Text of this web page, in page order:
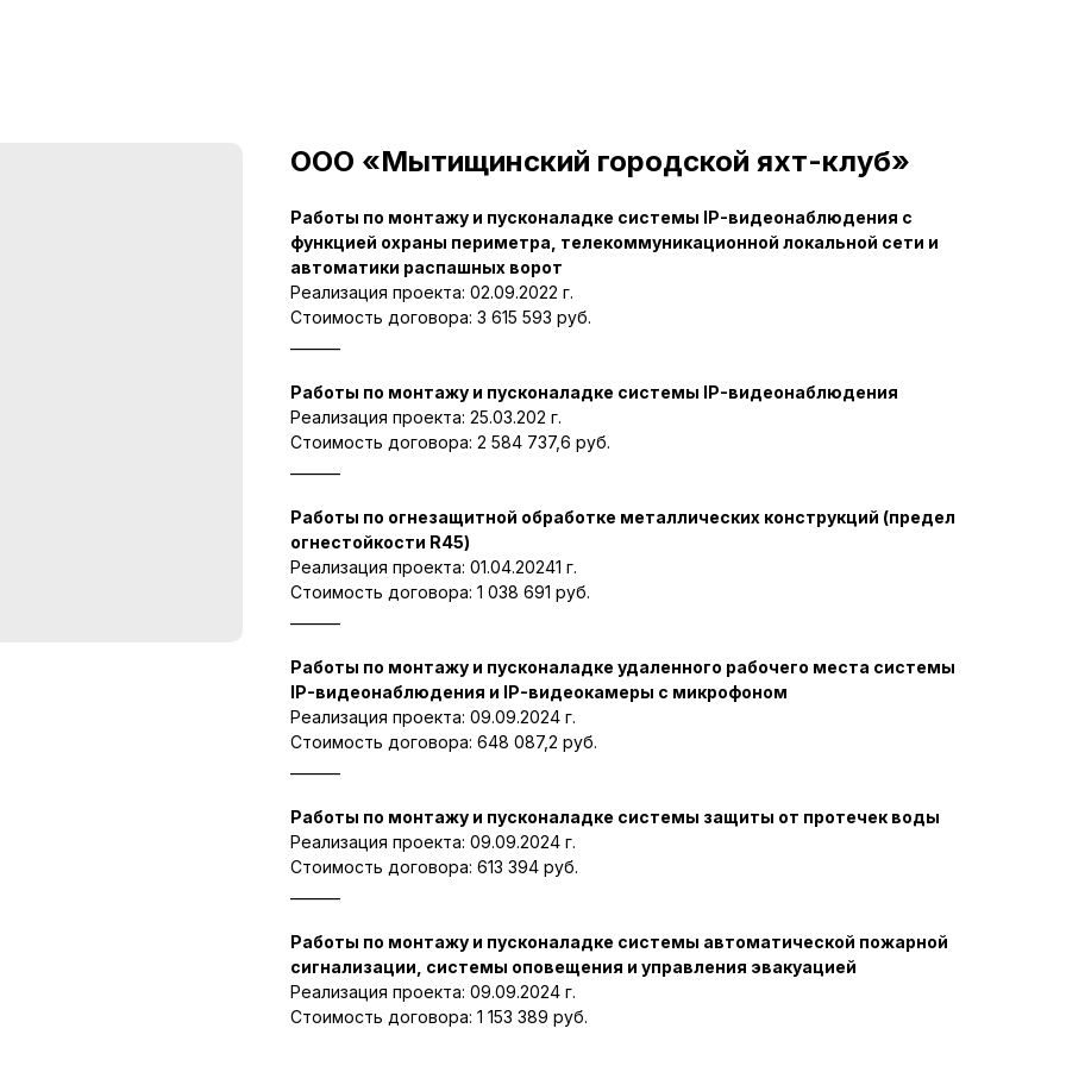
ООО «Мытищинский городской яхт-клуб»
Работы по монтажу и пусконаладке системы IP-видеонаблюдения с
функцией охраны периметра, телекоммуникационной локальной сети и
автоматики распашных ворот
Реализация проекта: 02.09.2022 г.
Стоимость договора: 3 615 593 руб.
Работы по монтажу и пусконаладке системы IP-видеонаблюдения
Реализация проекта: 25.03.202 г.
Стоимость договора: 2 584 737,6 руб.
Работы по огнезащитной обработке металлических конструкций (предел
огнестойкости R45)
Реализация проекта: 01.04.20241 г.
Стоимость договора: 1 038 691 руб.
Работы по монтажу и пусконаладке удаленного рабочего места системы
IP-видеонаблюдения и IP-видеокамеры с микрофоном
Реализация проекта: 09.09.2024 г.
Стоимость договора: 648 087,2 руб.
Работы по монтажу и пусконаладке системы защиты от протечек воды
Реализация проекта: 09.09.2024 г.
Стоимость договора: 613 394 руб.
Работы по монтажу и пусконаладке системы автоматической пожарной
сигнализации, системы оповещения и управления эвакуацией
Реализация проекта: 09.09.2024 г.
Стоимость договора: 1 153 389 руб.